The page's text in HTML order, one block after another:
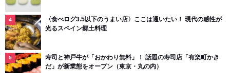
〈食べログ3.5以下のうまい店〉ここは通いたい！ 現代の感性が
光るスペイン郷土料理
寿司と神戸牛が「おかわり無料」！ 話題の寿司店「有楽町かき
だ」が新業態をオープン（東京・丸の内）